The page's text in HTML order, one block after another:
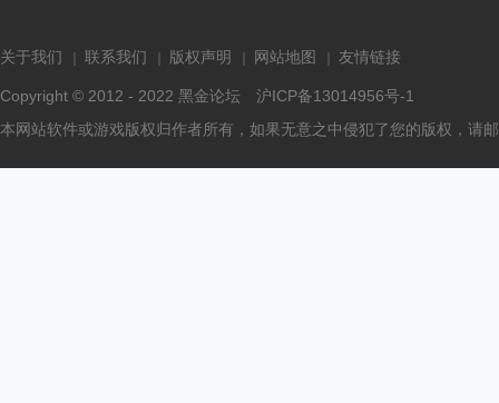
关于我们 联系我们 版权声明 网站地图 友情链接
Copyright © 2012 - 2022 黑金论坛 沪ICP备13014956号-1
本网站软件或游戏版权归作者所有，如果无意之中侵犯了您的版权，请